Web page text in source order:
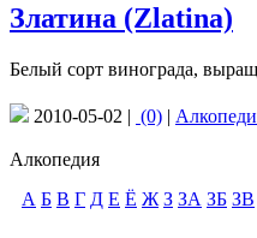
Златина (Zlatina)
Белый сорт винограда,
2010-05-02 | (0) |
Алкопедия
А Б В Г Д Е Ё Ж З ЗА ЗБ ЗВ